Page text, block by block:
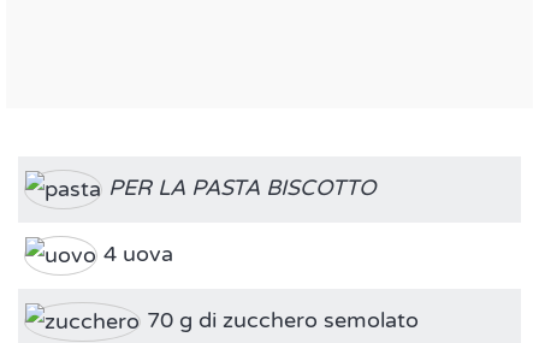
PER LA PASTA BISCOTTO
4 uova
70 g di zucchero semolato